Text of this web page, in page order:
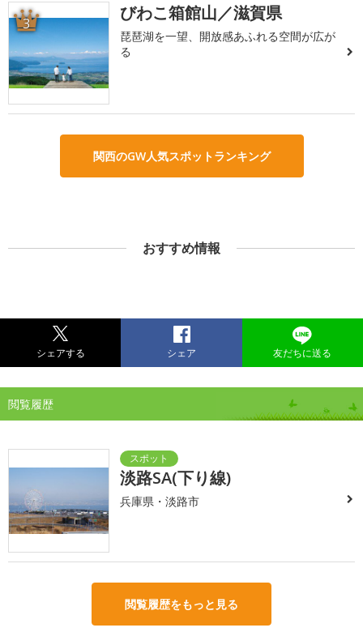
3 びわこ箱館山／滋賀県
琵琶湖を一望、開放感あふれる空間が広が
る
関西のGW人気スポットランキング
おすすめ情報
シェアする シェア 友だちに送る
閲覧履歴
淡路SA(下り線)
兵庫県・淡路市
閲覧履歴をもっと見る